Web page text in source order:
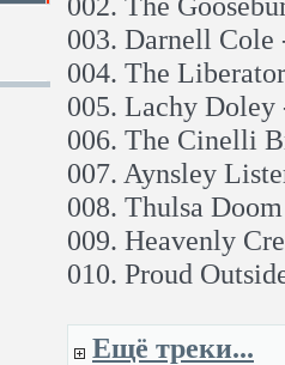
003. Darnell
004. The
005. Lachy
006. The Cinelli
007. Aynsley
008. Thulsa
009. Heavenly
010. Proud
Ещё треки...